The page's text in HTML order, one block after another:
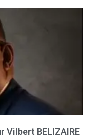
Vilbert BELIZAIRE